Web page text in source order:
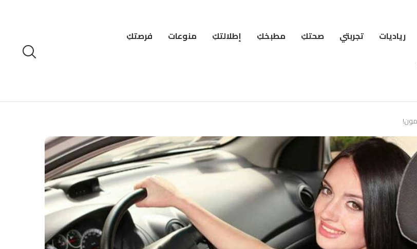
رياديات تجربتي صحتكِ مطبخكِ إطلالتكِ منوعات
فرصتكِ